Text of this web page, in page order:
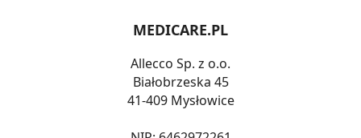
MEDICARE.PL
Allecco Sp. z o.o.
Białobrzeska 45
41-409 Mysłowice